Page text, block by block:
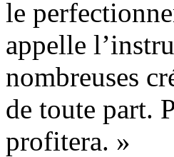
le
appelle
nombreuses
de toute part.
profitera. »